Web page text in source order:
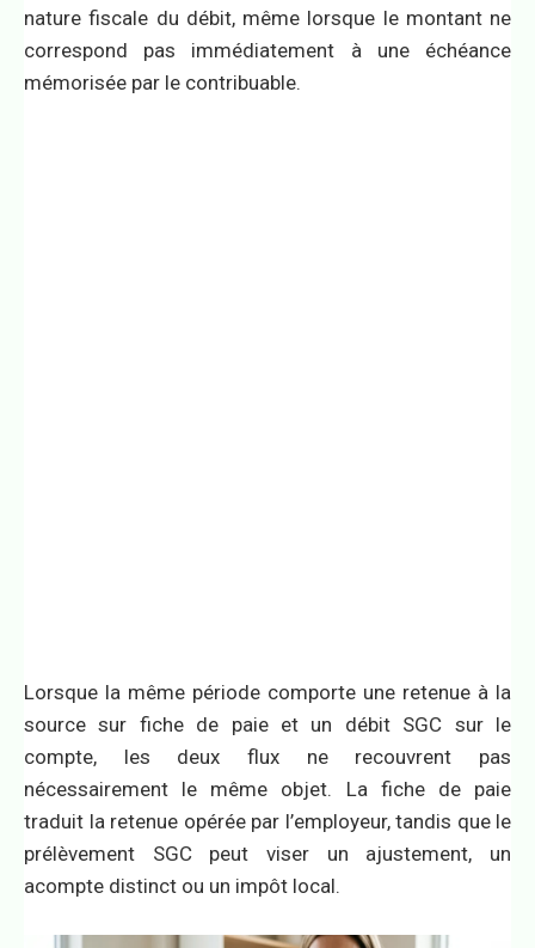
nature fiscale du débit, même lorsque le montant ne
correspond pas immédiatement à une échéance
mémorisée par le contribuable.
Lorsque la même période comporte une retenue à la
source sur fiche de paie et un débit SGC sur le
compte, les deux flux ne recouvrent pas
nécessairement le même objet. La fiche de paie
traduit la retenue opérée par l’employeur, tandis que le
prélèvement SGC peut viser un ajustement, un
acompte distinct ou un impôt local.